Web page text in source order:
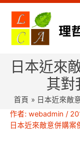
跳
日本近來
其對
首頁
日本近來敵
作者: webadmin /
日本近來敵意併購